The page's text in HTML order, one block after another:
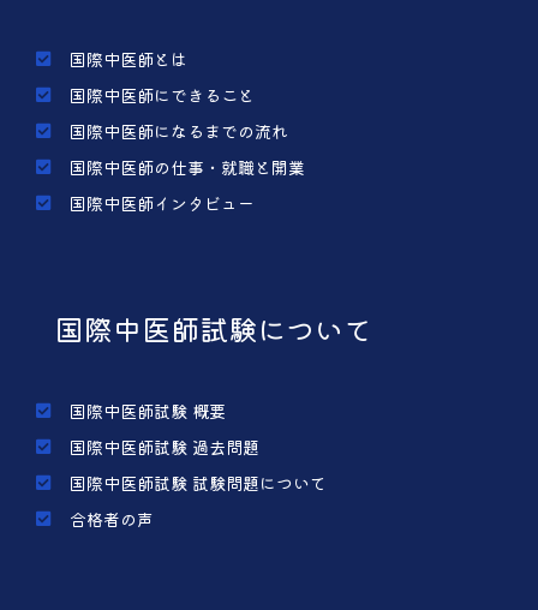
国際中医師とは
国際中医師にできること
国際中医師になるまでの流れ
国際中医師の仕事・就職と開業
国際中医師インタビュー
国際中医師試験について
国際中医師試験 概要
国際中医師試験 過去問題
国際中医師試験 試験問題について
合格者の声